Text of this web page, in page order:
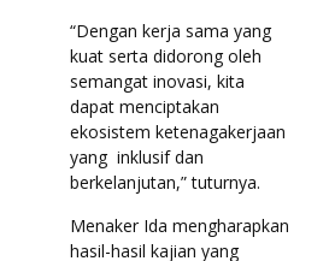
“Dengan kerja sama yang
kuat serta didorong oleh
semangat inovasi, kita
dapat menciptakan
ekosistem ketenagakerjaan
yang inklusif dan
berkelanjutan,” tuturnya.
Menaker Ida mengharapkan
hasil-hasil kajian yang